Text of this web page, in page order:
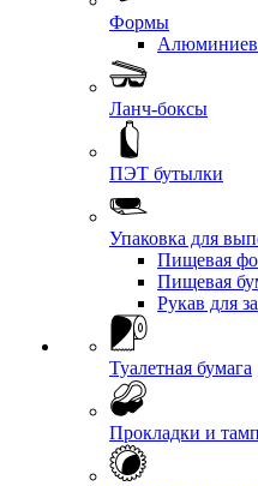
Формы
Ланч-боксы
ПЭТ бутылки
Упаковка для
Пищевая
Пищевая
Рукав для
Туалетная бумага
Прокладки и